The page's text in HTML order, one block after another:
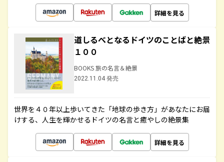
詳細を見る
道しるべとなるドイツのことばと絶景
１００
BOOKS 旅の名言＆絶景
2022.11.04 発売
世界を４０年以上歩いてきた「地球の歩き方」があなたにお届
けする、人生を輝かせるドイツの名言と癒やしの絶景集
詳細を見る